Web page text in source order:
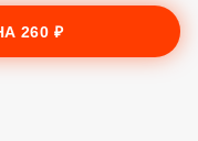
260 ₽